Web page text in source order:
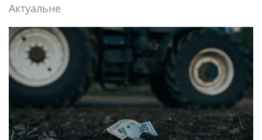
Актуальне